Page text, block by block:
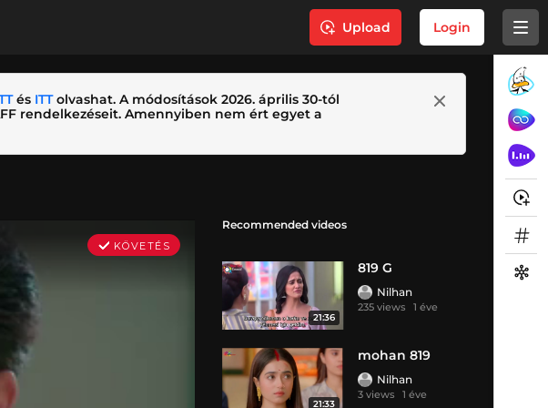
Upload Login
és ITTolvashat. A módosítások 2026. április 30-tól
rendelkezéseit. Amennyiben nem ért egyet a
Recommended videos
21:36
819 G
Nilhan
235 views 1 éve
21:33
mohan 819
Nilhan
3 views 1 éve